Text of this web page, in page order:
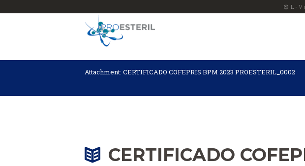
L - V
Attachment: CERTIFICADO COFEPRIS BPM 2023 PROESTERIL_0002
CERTIFICADO